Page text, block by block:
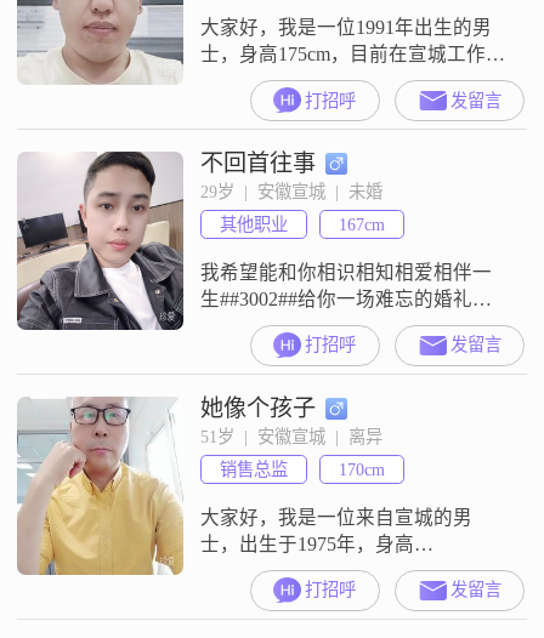
大家好，我是一位1991年出生的男
士，身高175cm，目前在宣城工作
##3002##我的月收入在12001到
20000元之间，拥有大学本科学历
##3002##我性格稳重可靠，自信果
断，乐观积极，有很强的责任感和
成熟稳重的态度##3002##在生活
中，我始终坚持真诚待人，与人交
往时注重细节，希望能够与伴侣共
同成长，实现双
打招呼 发留言
不回首往事
29岁  |  安徽宣城  |  未婚
其他职业
167cm
我希望能和你相识相知相爱相伴一
生##3002##给你一场难忘的婚礼
##3002##
打招呼 发留言
她像个孩子
51岁  |  安徽宣城  |  离异
销售总监
170cm
大家好，我是一位来自宣城的男
士，出生于1975年，身高
170cm##3002##我的月收入在3000元
以下，目前从事一份稳定的工作
##3002##虽然我的学历是高中及以
打招呼 发留言